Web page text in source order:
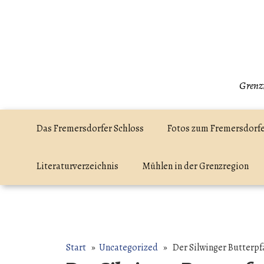
Das Fremersdorfer Schloss Fotos zum
Literaturverzeichnis Mühlen in der Grenzregion
Start » Uncategorized » Der Silwinger